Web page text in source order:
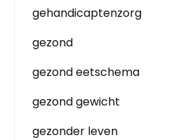
gehandicaptenzorg
gezond
gezond eetschema
gezond gewicht
gezonder leven